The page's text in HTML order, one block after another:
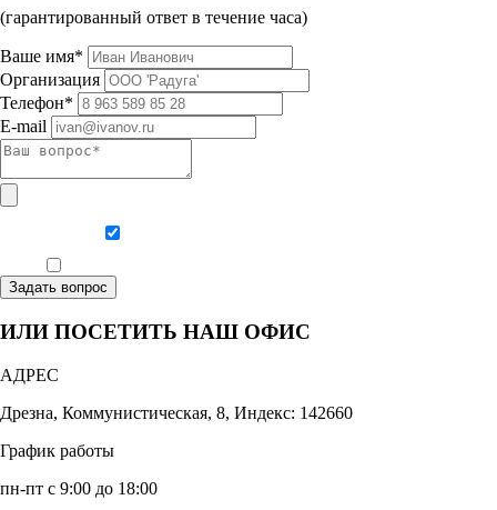
(гарантированный ответ в течение часа)
Ваше имя*
Организация
Телефон*
E-mail
Задать вопрос
ИЛИ ПОСЕТИТЬ НАШ ОФИС
АДРЕС
Дрезна, Коммунистическая, 8, Индекс: 142660
График работы
пн-пт с 9:00 до 18:00